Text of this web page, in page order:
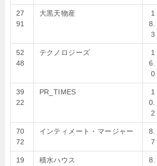
27
91
大黒天物産
1
8.
3
52
48
テクノロジーズ
1
6.
0
39
22
PR_TIMES
1
0.
2
70
72
インティメート・マージャー
8.
7
19
積水ハウス
8.